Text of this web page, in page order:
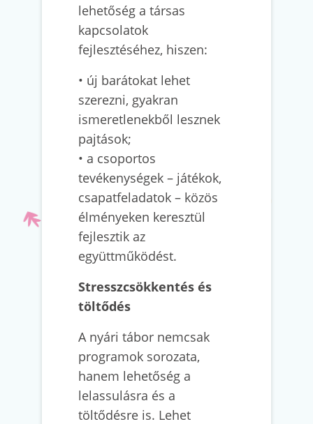
lehetőség a társas
kapcsolatok
fejlesztéséhez, hiszen:
• új barátokat lehet
szerezni, gyakran
ismeretlenekből lesznek
pajtások;
• a csoportos
tevékenységek – játékok,
csapatfeladatok – közös
élményeken keresztül
fejlesztik az
együttműködést.
Stresszcsökkentés és
töltődés
A nyári tábor nemcsak
programok sorozata,
hanem lehetőség a
lelassulásra és a
töltődésre is. Lehet